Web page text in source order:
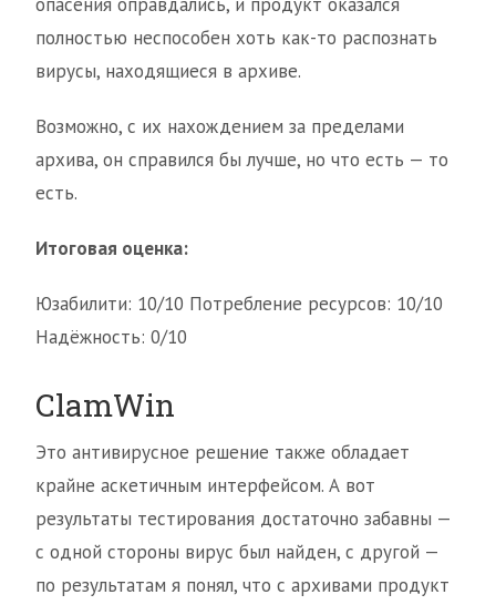
полностью неспособен хоть как-то распознать
вирусы, находящиеся в архиве.
Возможно, с их нахождением за пределами
архива, он справился бы лучше, но что есть — то
есть.
Итоговая оценка:
Юзабилити: 10/10 Потребление ресурсов: 10/10
Надёжность: 0/10
ClamWin
Это антивирусное решение также обладает
крайне аскетичным интерфейсом. А вот
результаты тестирования достаточно забавны —
с одной стороны вирус был найден, с другой —
по результатам я понял, что с архивами продукт